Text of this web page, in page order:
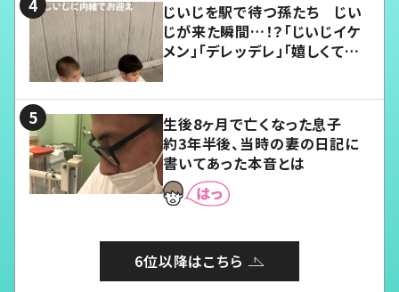
じいじを駅で待つ孫たち じい
じが来た瞬間…！？「じいじイケ
メン」「デレッデレ」「嬉しくて可
生後8ヶ月で亡くなった息子
約3年半後、当時の妻の日記に
書いてあった本音とは
6位以降はこちら